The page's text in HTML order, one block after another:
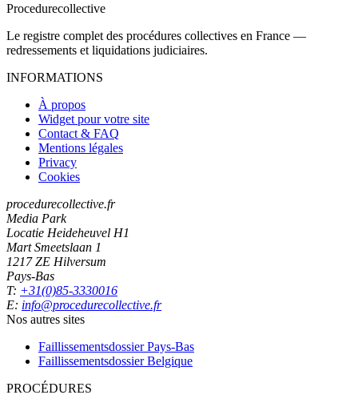
Procedurecollective
Le registre complet des procédures collectives en France —
redressements et liquidations judiciaires.
INFORMATIONS
À propos
Widget pour votre site
Contact & FAQ
Mentions légales
Privacy
Cookies
procedurecollective.fr
Media Park
Locatie Heideheuvel H1
Mart Smeetslaan 1
1217 ZE Hilversum
Pays-Bas
T: +31(0)85-3330016
E: info@procedurecollective.fr
Nos autres sites
Faillissementsdossier Pays-Bas
Faillissementsdossier Belgique
PROCÉDURES